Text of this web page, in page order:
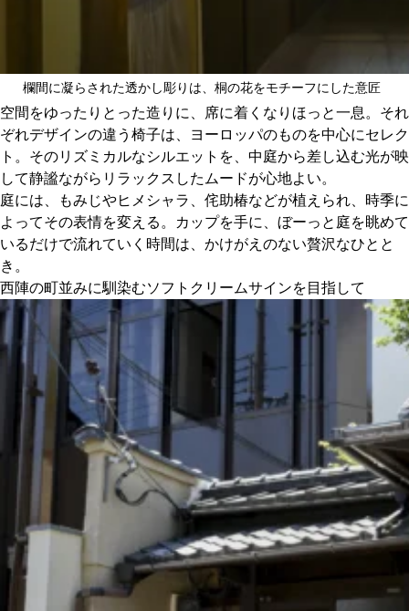
欄間に凝らされた透かし彫りは、桐の花をモチーフにした意匠
空間をゆったりとった造りに、席に着くなりほっと一息。それ
ぞれデザインの違う椅子は、ヨーロッパのものを中心にセレク
ト。そのリズミカルなシルエットを、中庭から差し込む光が映
して静謐ながらリラックスしたムードが心地よい。
庭には、もみじやヒメシャラ、侘助椿などが植えられ、時季に
よってその表情を変える。カップを手に、ぼーっと庭を眺めて
いるだけで流れていく時間は、かけがえのない贅沢なひとと
き。
西陣の町並みに馴染むソフトクリームサインを目指して